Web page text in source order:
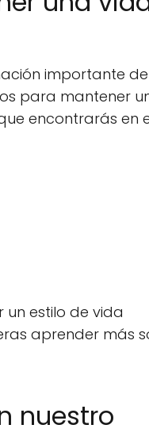
importante de
para mantener
encontrarás en
estilo de vida
aprender más
nuestro